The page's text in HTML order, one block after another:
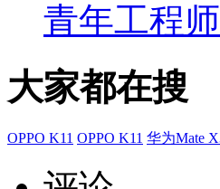
青年工程师
大家都在搜
OPPO K11 OPPO K11 华为Mate